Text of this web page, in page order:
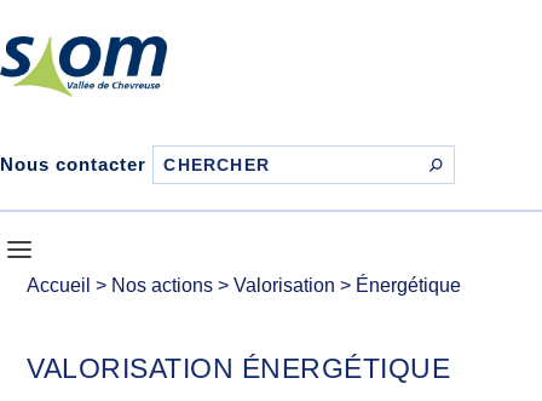
Nous contacter
Accueil > Nos actions >Valorisation > Énergétique
VALORISATION ÉNERGÉTIQUE